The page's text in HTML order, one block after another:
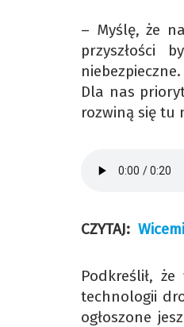
– Myślę, że
przyszłości
Dla nas
rozwiną się tu
CZYTAJ:
Podkreślił,
technologii
ogłoszone